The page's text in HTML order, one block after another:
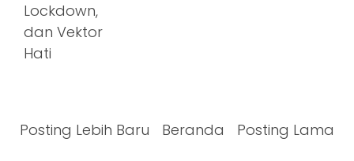
Lockdown,
dan Vektor
Hati
Posting Lebih Baru Posting Lama
Beranda